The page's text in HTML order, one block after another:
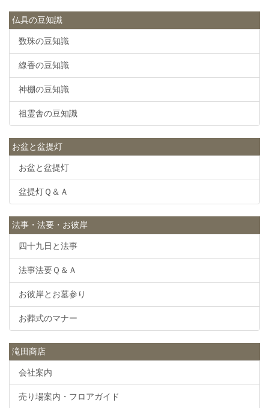
仏具の豆知識
数珠の豆知識
線香の豆知識
神棚の豆知識
祖霊舎の豆知識
お盆と盆提灯
お盆と盆提灯
盆提灯Ｑ＆Ａ
法事・法要・お彼岸
四十九日と法事
法事法要Ｑ＆Ａ
お彼岸とお墓参り
お葬式のマナー
滝田商店
会社案内
売り場案内・フロアガイド